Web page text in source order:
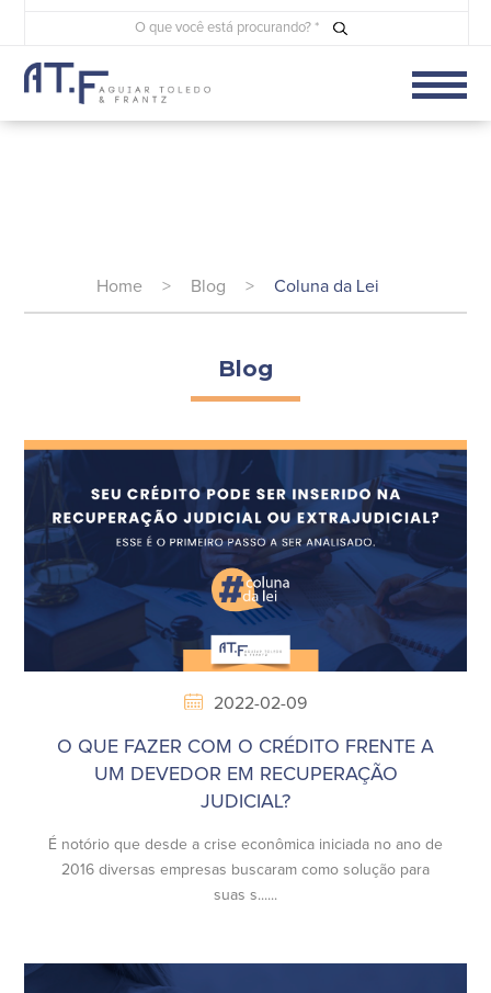
Home > Blog > Coluna da Lei
Blog
2022-02-09
O QUE FAZER COM O CRÉDITO FRENTE A
UM DEVEDOR EM RECUPERAÇÃO
JUDICIAL?
É notório que desde a crise econômica iniciada no ano de
2016 diversas empresas buscaram como solução para
suas s......